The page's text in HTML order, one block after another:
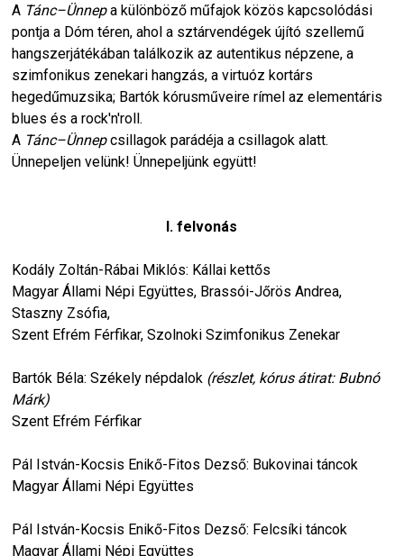
A Tánc–Ünnepa különböző műfajok közös kapcsolódási
pontja a Dóm téren, ahol a sztárvendégek újító szellemű
hangszerjátékában találkozik az autentikus népzene, a
szimfonikus zenekari hangzás, a virtuóz kortárs
hegedűmuzsika; Bartók kórusműveire rímel az elementáris
blues és a rock'n'roll.
A Tánc–Ünnepcsillagok parádéja a csillagok alatt.
Ünnepeljen velünk! Ünnepeljünk együtt!
I. felvonás
Kodály Zoltán-Rábai Miklós: Kállai kettős
Magyar Állami Népi Együttes, Brassói-Jőrös Andrea,
Staszny Zsófia,
Szent Efrém Férfikar, Szolnoki Szimfonikus Zenekar
Bartók Béla: Székely népdalok (részlet, kórus átirat: Bubnó
Márk)
Szent Efrém Férfikar
Pál István-Kocsis Enikő-Fitos Dezső: Bukovinai táncok
Magyar Állami Népi Együttes
Pál István-Kocsis Enikő-Fitos Dezső: Felcsíki táncok
Magyar Állami Népi Együttes